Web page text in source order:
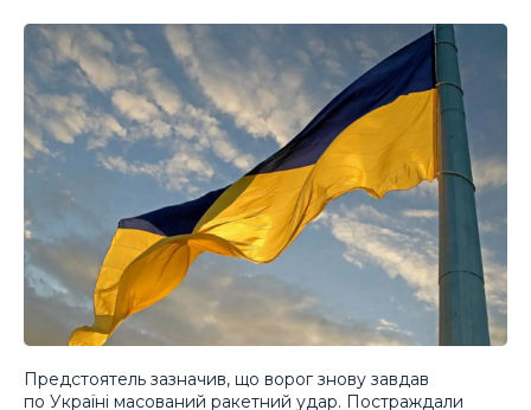
Предстоятель зазначив, що ворог знову завдав
по Україні масований ракетний удар. Постраждали